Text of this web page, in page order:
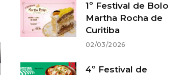
1º Festival de Bolo
Martha Rocha de
Curitiba
02/03/2026
4º Festival de